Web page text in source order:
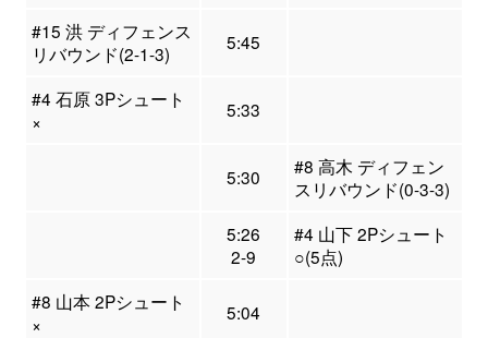
#15 洪 ディフェンス
リバウンド(2-1-3)
5:45
#4 石原 3Pシュート
×
5:33
5:30
#8 高木 ディフェン
スリバウンド(0-3-3)
5:26
2-9
#4 山下 2Pシュート
○(5点)
#8 山本 2Pシュート
×
5:04